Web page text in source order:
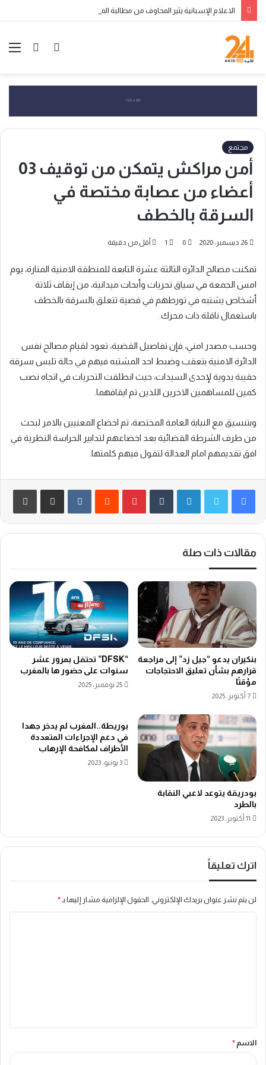
بحث
الوضع
مجتمع
أمن مراكش يتمكن من توقيف 03
أعضاء من عصابة مختصة في
السرقة بالخطف
26 ديسمبر، 2020 0
1 أقل من دقيقة
تمكنت مصالح الدائرة الثالثة عشرة التابعة للمنطقة الامنية المنارة، يوم
امس الجمعة في سياق تحريات وأبحات ميدانية، من إيقاف ثلاتة
أشخاص يشتبه في تورطهم في قضية تتعلق بالسرقة بالخطف
باستعمال ناقلة ذات محرك.
وحسب مصدر امني، فإن تفاصيل القضية، تعود لقيام مصالح نفس
الدائرة الامنية بتعقب وضبط احد المشتبه فيهم في حالة تلبس بسرقة
حقيبة يدوية لإحدى السيدات، حيث انطلقت التحريات في اتجاه نصب
كمين للمساهمين الاخرين اللذين تم ايقافهما.
وبتنسيق مع النيابة العامة المختصة، تم اخضاع المعنيين بالامر لبحث
من طرف الشرطة القضائية بعد اخضاعهم لتدابير الحراسة النظرية في
افق تقديمهم امام العدالة لتقول فيهم كلمتها.
لينكدإن بينتيريست ‏VKontakte
مقالات ذات صلة
بنكيران يدعو “جيل زد” إلى مراجعة
قرارهم بشأن تعليق الاحتجاجات
مؤقتًا
7 أكتوبر، 2025
“DFSK” تحتفل بمرور عشر
سنوات على حضور ها بالمغرب
25 نوفمبر، 2025
بودريقة يتوعد لاعبي النقابة
بالطرد
11 أكتوبر، 2023
بوريطة..المغرب لم يدخر جهدا
في دعم الإجراءات المتعددة
الأطراف لمكافحة الإرهاب
3 يونيو، 2023
اترك تعليقاً
لن يتم نشر عنوان بريدك الإلكتروني. الحقول الإلزامية مشار إليها بـ*
ق
*
الاسم *